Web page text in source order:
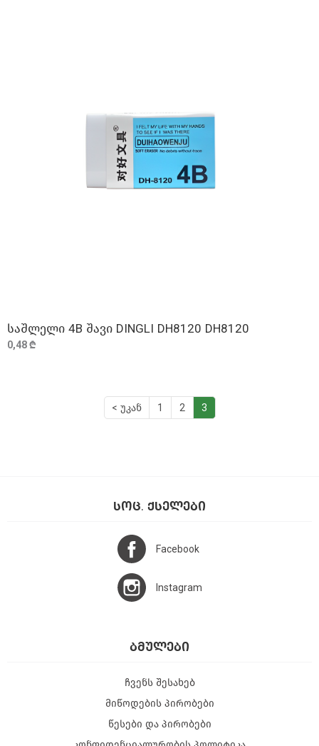
ᲓᲐᲛᲐᲢᲔᲑᲐ
საშლელი 4B შავი DINGLI DH8120 DH8120
0,48 ₾
< უკან 1 2 3
ᲡᲝᲪ. ᲥᲡᲔᲚᲔᲑᲘ
Facebook
Instagram
ᲑᲛᲣᲚᲔᲑᲘ
ჩვენს შესახებ
მიწოდების პირობები
წესები და პირობები